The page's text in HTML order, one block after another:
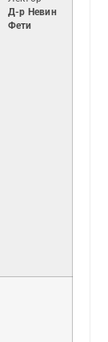
Д-р Невин
Фети